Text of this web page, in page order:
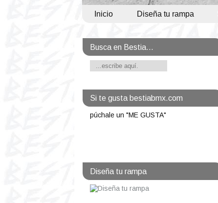
Inicio Diseña tu rampa
Busca en Bestia...
Si te gusta bestiabmx.com
púchale un "ME GUSTA"
Diseña tu rampa